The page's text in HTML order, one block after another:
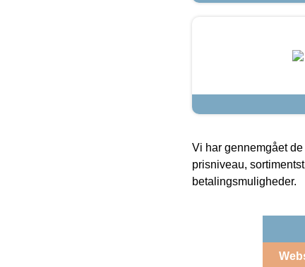
Vi har gennemgået
prisniveau,
betalingsmuligheder.